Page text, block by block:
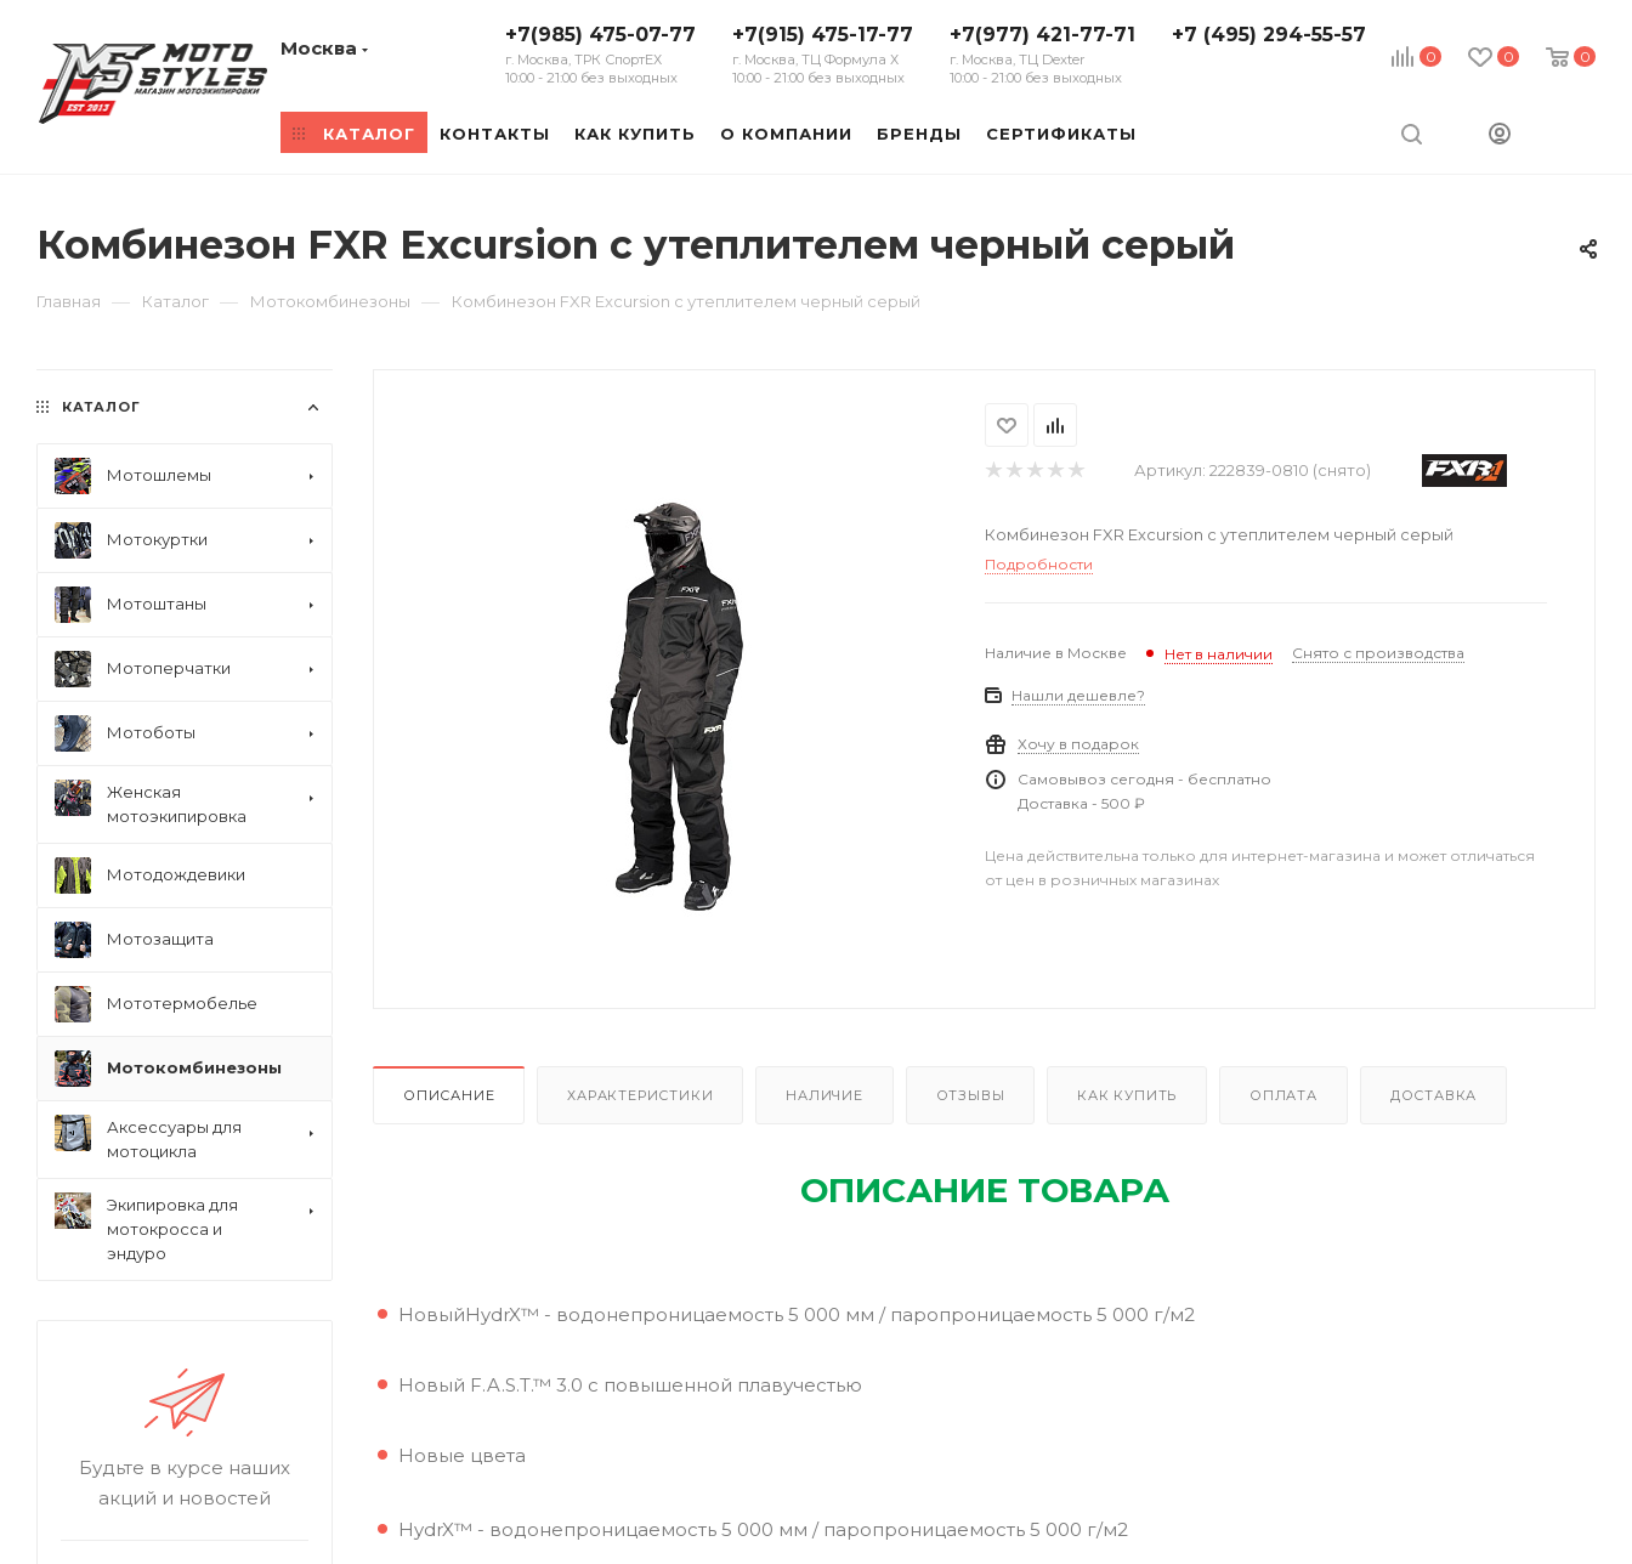
0 0 0
Москва
+7(985) 475-07-77
г. Москва, ТРК СпортЕХ
10:00 - 21:00 без выходных
+7(915) 475-17-77
г. Москва, ТЦ Формула Х
10:00 - 21:00 без выходных
+7(977) 421-77-71
г. Москва, ТЦ Dexter
10:00 - 21:00 без выходных
+7 (495) 294-55-57
КАТАЛОГ КОНТАКТЫ КАК КУПИТЬ О КОМПАНИИ БРЕНДЫ СЕРТИФИКАТЫ
Комбинезон FXR Excursion с утеплителем черный серый
Главная — Каталог — Мотокомбинезоны — Комбинезон FXR Excursion с утеплителем черный серый
Артикул: 222839-0810 (снято)
Комбинезон FXR Excursion с утеплителем черный серый
Подробности
Наличие в Москве Нет в наличии Снято с производства
Нашли дешевле?
Хочу в подарок
Самовывоз сегодня - бесплатно
Доставка - 500 ₽
Цена действительна только для интернет-магазина и может отличаться
от цен в розничных магазинах
ОПИСАНИЕ ХАРАКТЕРИСТИКИ НАЛИЧИЕ ОТЗЫВЫ КАК КУПИТЬ ОПЛАТА ДОСТАВКА
ОПИСАНИЕ ТОВАРА
НовыйHydrX™ - водонепроницаемость 5 000 мм / паропроницаемость 5 000 г/м2
Новый F.A.S.T.™ 3.0 с повышенной плавучестью
Новые цвета
HydrX™ - водонепроницаемость 5 000 мм / паропроницаемость 5 000 г/м2
КАТАЛОГ
Мотошлемы
Мотокуртки
Мотоштаны
Мотоперчатки
Мотоботы
Женская
мотоэкипировка
Мотодождевики
Мотозащита
Мототермобелье
Мотокомбинезоны
Аксессуары для
мотоцикла
Экипировка для
мотокросса и
эндуро
Будьте в курсе наших
акций и новостей